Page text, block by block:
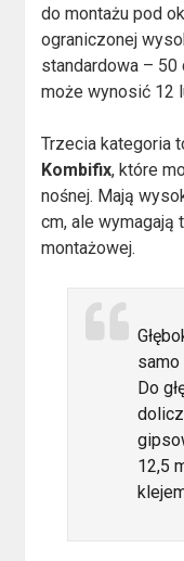
do montażu pod
ograniczonej
standardowa – 50
może wynosić 12
Trzecia kategoria
Kombifix, które
nośnej. Mają
cm, ale wymagają
montażowej.
samo
Do
12,5